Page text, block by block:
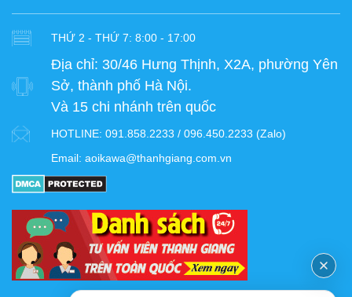
THỨ 2 - THỨ 7: 8:00 - 17:00
Địa chỉ: 30/46 Hưng Thịnh, X2A, phường Yên
Sở, thành phố Hà Nội.
Và 15 chi nhánh trên quốc
HOTLINE: 091.858.2233 / 096.450.2233 (Zalo)
Email: aoikawa@thanhgiang.com.vn